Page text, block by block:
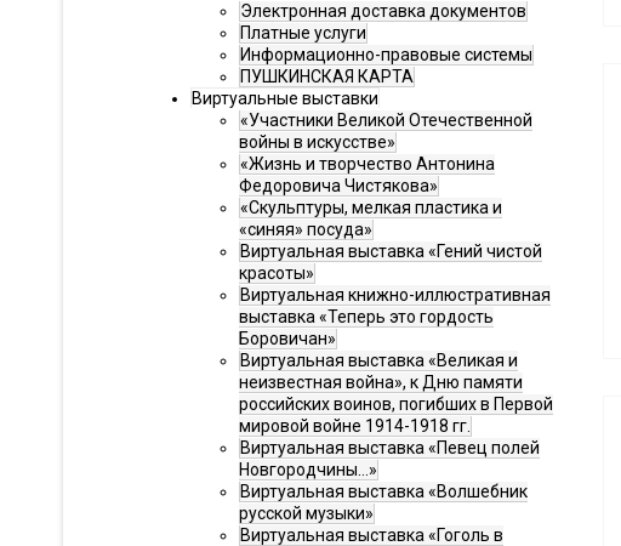
Электронная доставка документов
Платные услуги
Информационно-правовые системы
ПУШКИНСКАЯ КАРТА
Виртуальные выставки
«Участники Великой Отечественной
войны в искусстве»
«Жизнь и творчество Антонина
Федоровича Чистякова»
«Скульптуры, мелкая пластика и
«синяя» посуда»
Виртуальная выставка «Гений чистой
красоты»
Виртуальная книжно-иллюстративная
выставка «Теперь это гордость
Боровичан»
Виртуальная выставка «Великая и
неизвестная война», к Дню памяти
российских воинов, погибших в Первой
мировой войне 1914-1918 гг.
Виртуальная выставка «Певец полей
Новгородчины…»
Виртуальная выставка «Волшебник
русской музыки»
Виртуальная выставка «Гоголь в